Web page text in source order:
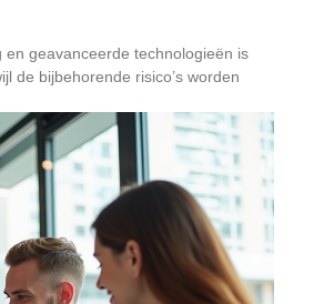
geavanceerde technologieën is
de bijbehorende risico’s worden